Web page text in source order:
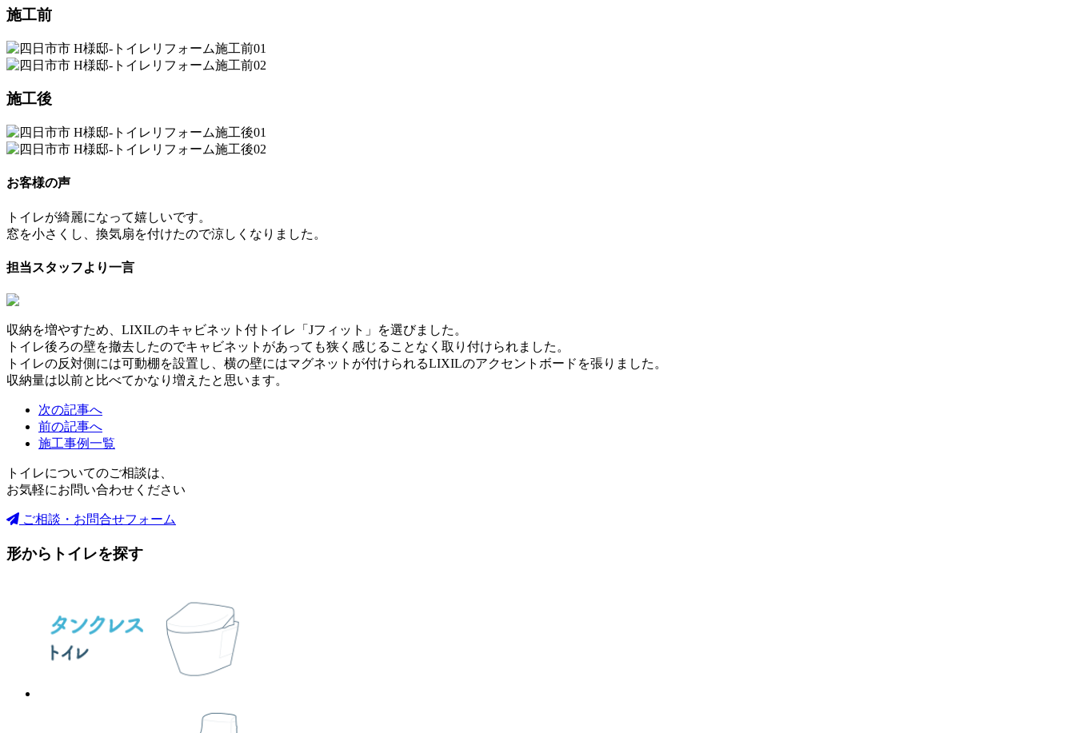
施工前
施工後
お客様の声
トイレが綺麗になって嬉しいです。
窓を小さくし、換気扇を付けたので涼しくなりました。
担当スタッフより一言
収納を増やすため、LIXILのキャビネット付トイレ「Jフィット」を選びました。
トイレ後ろの壁を撤去したのでキャビネットがあっても狭く感じることなく取り付けられました。
トイレの反対側には可動棚を設置し、横の壁にはマグネットが付けられるLIXILのアクセントボードを張りました。
収納量は以前と比べてかなり増えたと思います。
次の記事へ
前の記事へ
施工事例一覧
トイレについてのご相談は、
お気軽にお問い合わせください
ご相談・お問合せフォーム
形からトイレを探す